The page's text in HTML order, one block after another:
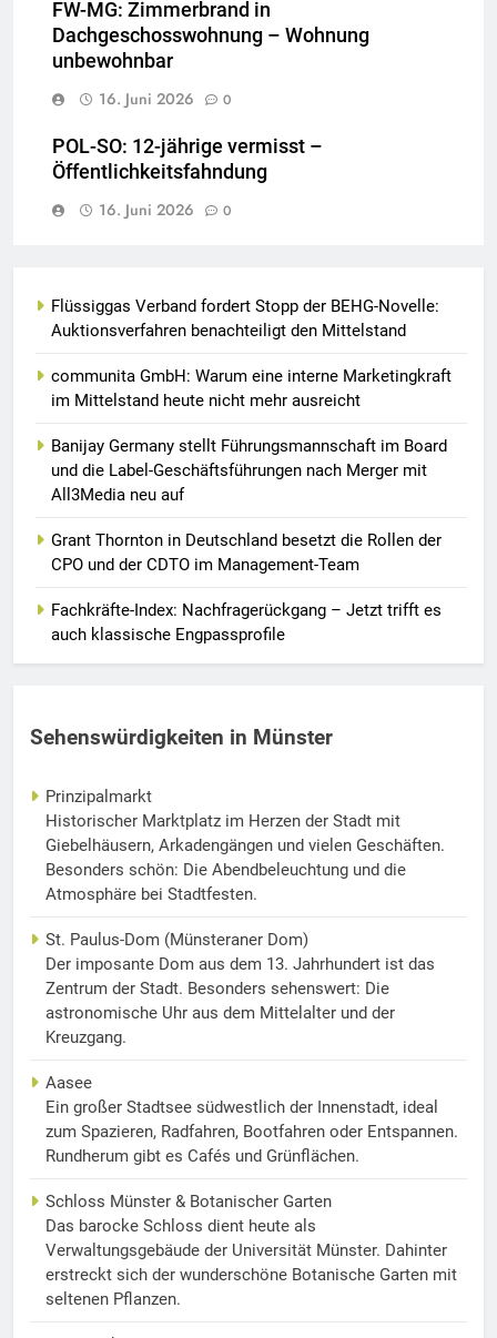
FW-MG: Zimmerbrand in
Dachgeschosswohnung – Wohnung
unbewohnbar
16. Juni 2026
0
POL-SO: 12-jährige vermisst –
Öffentlichkeitsfahndung
16. Juni 2026
0
Flüssiggas Verband fordert Stopp der BEHG-Novelle:
Auktionsverfahren benachteiligt den Mittelstand
communita GmbH: Warum eine interne Marketingkraft
im Mittelstand heute nicht mehr ausreicht
Banijay Germany stellt Führungsmannschaft im Board
und die Label-Geschäftsführungen nach Merger mit
All3Media neu auf
Grant Thornton in Deutschland besetzt die Rollen der
CPO und der CDTO im Management-Team
Fachkräfte-Index: Nachfragerückgang – Jetzt trifft es
auch klassische Engpassprofile
Sehenswürdigkeiten in Münster
Prinzipalmarkt
Historischer Marktplatz im Herzen der Stadt mit
Giebelhäusern, Arkadengängen und vielen Geschäften.
Besonders schön: Die Abendbeleuchtung und die
Atmosphäre bei Stadtfesten.
St. Paulus-Dom (Münsteraner Dom)
Der imposante Dom aus dem 13. Jahrhundert ist das
Zentrum der Stadt. Besonders sehenswert: Die
astronomische Uhr aus dem Mittelalter und der
Kreuzgang.
Aasee
Ein großer Stadtsee südwestlich der Innenstadt, ideal
zum Spazieren, Radfahren, Bootfahren oder Entspannen.
Rundherum gibt es Cafés und Grünflächen.
Schloss Münster & Botanischer Garten
Das barocke Schloss dient heute als
Verwaltungsgebäude der Universität Münster. Dahinter
erstreckt sich der wunderschöne Botanische Garten mit
seltenen Pflanzen.